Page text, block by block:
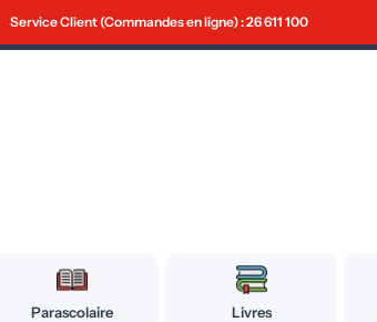
Service Client (Commandes en ligne) : 26 611 100
Parascolaire Livres